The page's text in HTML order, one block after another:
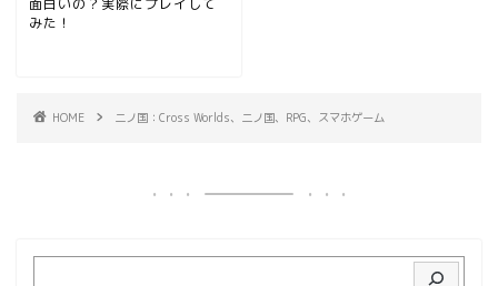
面白いの？実際にプレイして
みた！
HOME 二ノ国：Cross Worlds、二ノ国、RPG、スマホゲーム